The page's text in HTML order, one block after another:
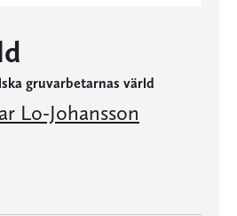
gruvarbetarnas värld
Lo-Johansson